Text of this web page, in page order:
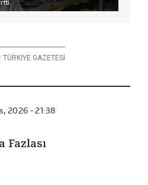
TÜRKİYE GAZETESİ
2026 - 21:38
Fazlası